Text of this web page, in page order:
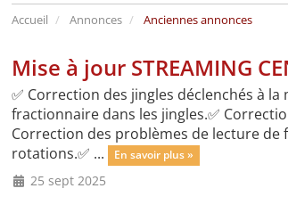
Accueil Annonces Anciennes annonces
Mise à jour STREAMING
✅ Correction des jingles déclenchés à
fractionnaire dans les jingles.✅
Correction des problèmes de lecture de
rotations.✅ ...
En savoir plus »
25 sept 2025